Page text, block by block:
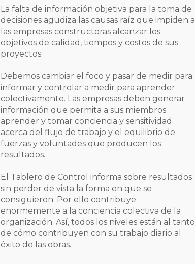
La falta de información objetiva para la toma de
decisiones agudiza las causas raíz que impiden a
las empresas constructoras alcanzar los
objetivos de calidad, tiempos y costos de sus
proyectos.
Debemos cambiar el foco y pasar de medir para
informar y controlar a medir para aprender
colectivamente. Las empresas deben generar
información que permita a sus miembros
aprender y tomar conciencia y sensitividad
acerca del flujo de trabajo y el equilibrio de
fuerzas y voluntades que producen los
resultados.
El Tablero de Control informa sobre resultados
sin perder de vista la forma en que se
consiguieron. Por ello contribuye
enormemente a la conciencia colectiva de la
organización. Así, todos los niveles están al tanto
de cómo contribuyen con su trabajo diario al
éxito de las obras.